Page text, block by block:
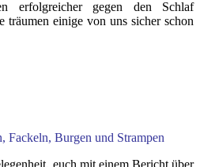
erfolgreicher gegen den Schlaf
träumen einige von uns sicher schon
Fackeln, Burgen und Strampen